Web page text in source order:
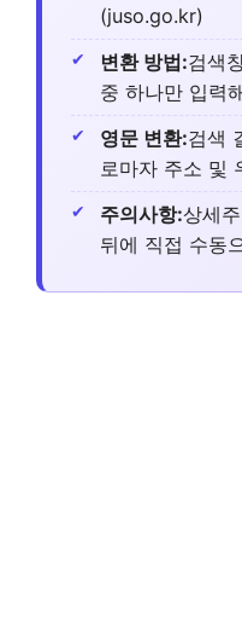
(juso.go.kr)
변환 방법:검색
중 하나만 입력
영문 변환:검색
로마자 주소 및
주의사항:상세
뒤에 직접 수동